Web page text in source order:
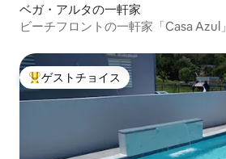
ベガ・アルタの一軒家
ビーチフロントの一軒家「Casa Azul」
大好評のゲストチョイスです。
ゲストチョイス